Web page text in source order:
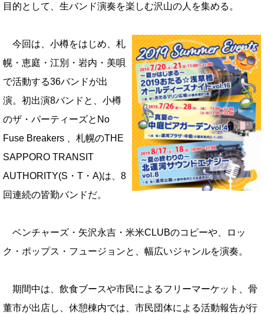
目的として、生バンド演奏を楽しむ沢山の人を集める。
今回は、小樽をはじめ、札
幌・恵庭・江別・岩内・美唄
で活動する36バンドが出
演。初出演8バンドと、小樽
のザ・パーティーズとNo
Fuse Breakers 、札幌のTHE
SAPPORO TRANSIT
AUTHORITY(S・T・A)は、8
回連続の皆勤バンドだ。
ベンチャーズ・矢沢永吉・米米CLUBのコピーや、ロッ
ク・ポップス・フュージョンと、幅広いジャンルを演奏。
期間中は、飲食ブースや市民によるフリーマーケット、骨
董市が出店し、休憩棟内では、市民団体による活動報告が行